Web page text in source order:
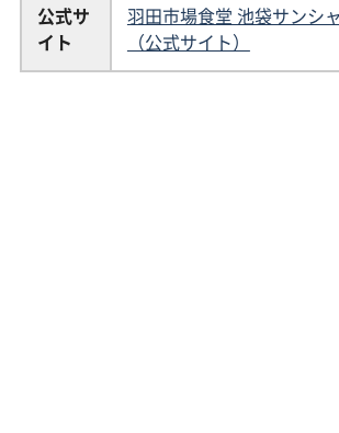
公式サ
イト
羽田市場食堂 池袋サンシ
（公式サイト）